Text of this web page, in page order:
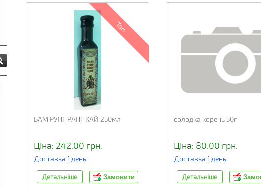
Топ
БАМ РУНГ РАНГ КАЙ 250мл
Ціна: 242.00 грн.
Доставка 1 день
Детальніше Замовити
солодка корень 50г
Ціна: 80.00 грн.
Доставка 1 день
Детальніше